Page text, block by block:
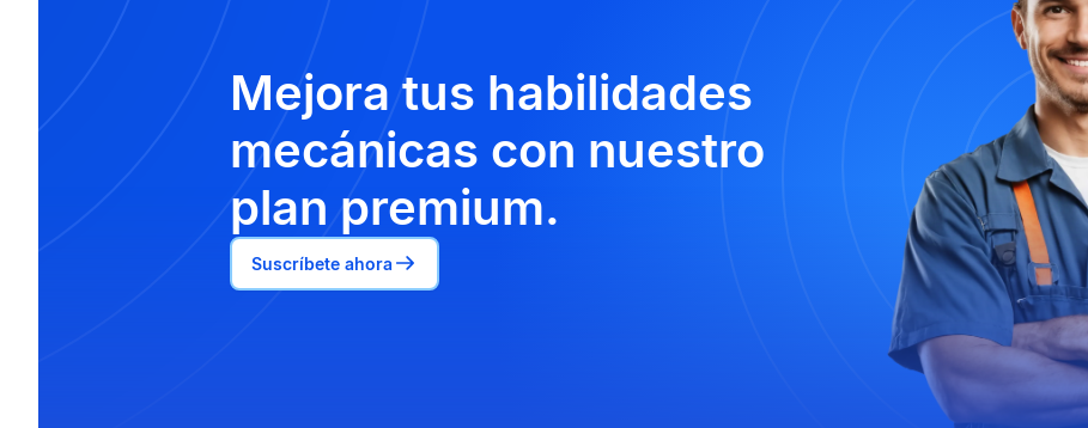
Mejora tus habilidades
mecánicas con nuestro
plan premium.
Suscríbete ahora